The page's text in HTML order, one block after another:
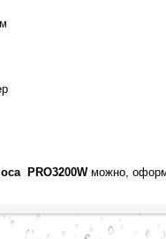
PRO3200W можно,